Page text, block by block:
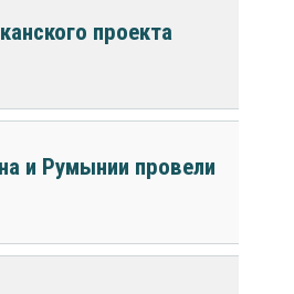
проекта
и Румынии провели